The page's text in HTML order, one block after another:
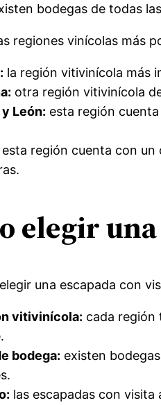
bodegas de todas
regiones vinícolas más
la región vitivinícola más
otra región vitivinícola
León: esta región
esta región cuenta con un
elegir
una escapada con
vitivinícola: cada región
bodega: existen
las escapadas con